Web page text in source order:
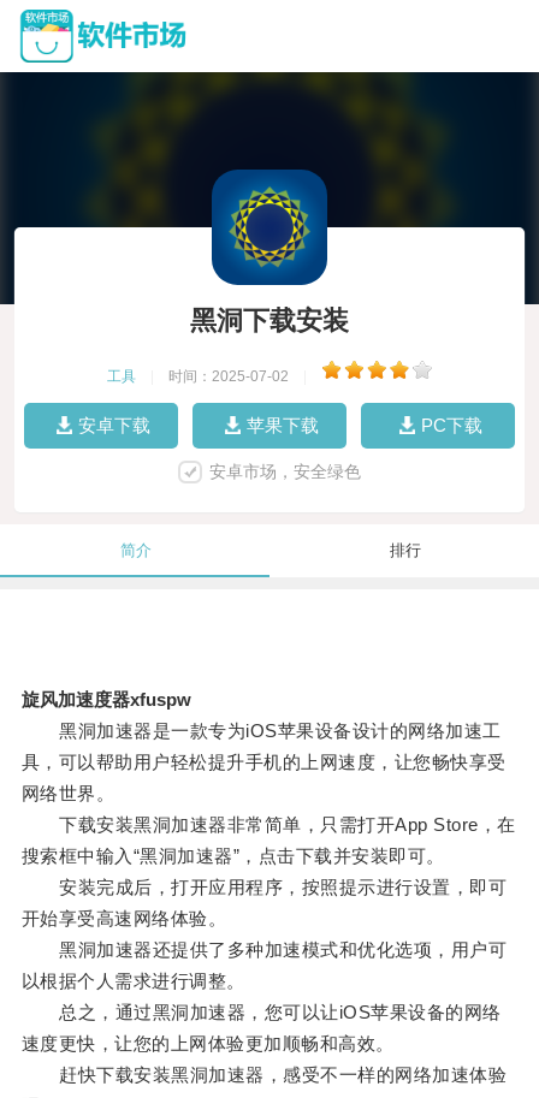
黑洞下载安装
工具 时间：2025-07-02
安卓下载 苹果下载 PC下载
安卓市场，安全绿色
简介 排行
旋风加速度器xfuspw
黑洞加速器是一款专为iOS苹果设备设计的网络加速工
具，可以帮助用户轻松提升手机的上网速度，让您畅快享受
网络世界。
下载安装黑洞加速器非常简单，只需打开App Store，在
搜索框中输入“黑洞加速器”，点击下载并安装即可。
安装完成后，打开应用程序，按照提示进行设置，即可
开始享受高速网络体验。
黑洞加速器还提供了多种加速模式和优化选项，用户可
以根据个人需求进行调整。
总之，通过黑洞加速器，您可以让iOS苹果设备的网络
速度更快，让您的上网体验更加顺畅和高效。
赶快下载安装黑洞加速器，感受不一样的网络加速体验